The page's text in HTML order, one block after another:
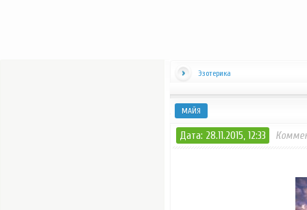
Эзотерика
МАЙЯ
Дата: 28.11.2015, 12:33